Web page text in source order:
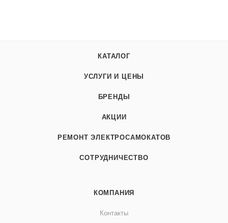
КАТАЛОГ
УСЛУГИ И ЦЕНЫ
БРЕНДЫ
АКЦИИ
РЕМОНТ ЭЛЕКТРОСАМОКАТОВ
СОТРУДНИЧЕСТВО
КОМПАНИЯ
Контакты